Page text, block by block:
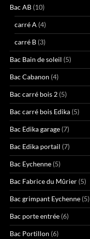
Bac AB (10)
carré A (4)
carré B (3)
Bac Bain de soleil (5)
Bac Cabanon (4)
Bac carré bois 2 (5)
Bac carré bois Edika (5)
Bac Edika garage (7)
Bac Edika portail (7)
Bac Eychenne (5)
Bac Fabrice du Mûrier (5)
Bac grimpant Eychenne (5)
Bac porte entrée (6)
Bac Portillon (6)